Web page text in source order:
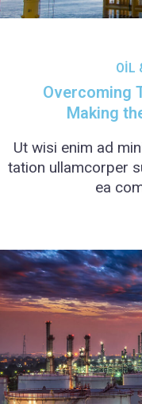
OIL
Overcoming
Making
Ut wisi enim ad
tation ullamcorper
ea